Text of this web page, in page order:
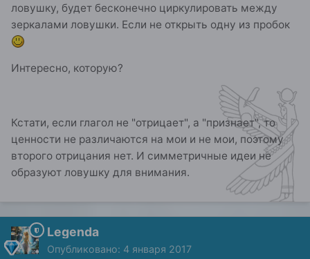
ловушку, будет бесконечно циркулировать между
зеркалами ловушки. Если не открыть одну из пробок
Интересно, которую?
Кстати, если глагол не "отрицает", а "признает", то
ценности не различаются на мои и не мои, поэтому
второго отрицания нет. И симметричные идеи не
образуют ловушку для внимания.
Legenda
Опубликовано: 4 января 2017